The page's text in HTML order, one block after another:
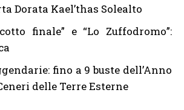
Dorata Kael’thas Solealto
finale” e “Lo Zuffodromo”:
fino a 9 buste dell’Anno
delle Terre Esterne